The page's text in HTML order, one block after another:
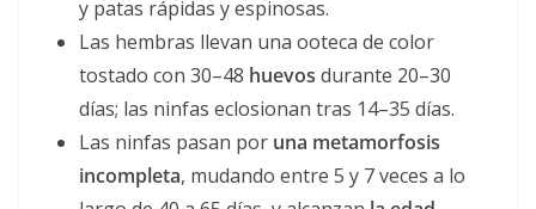
y patas rápidas y espinosas.
Las hembras llevan una ooteca de color
tostado con 30–48 huevos durante 20–30
días; las ninfas eclosionan tras 14–35 días.
Las ninfas pasan por una metamorfosis
incompleta, mudando entre 5 y 7 veces a lo